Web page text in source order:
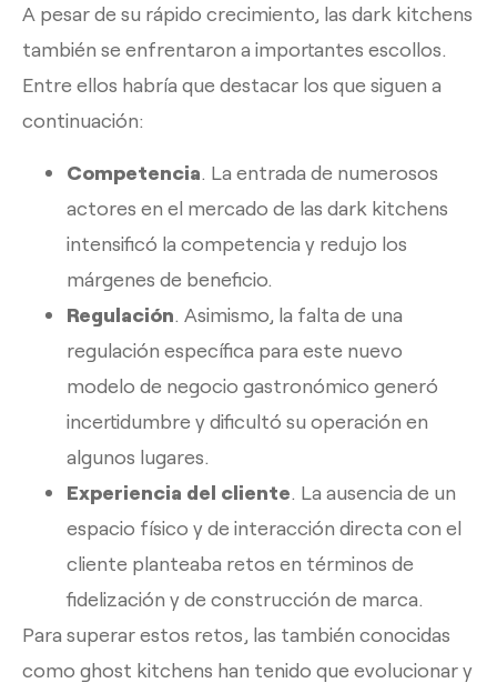
A pesar de su rápido crecimiento, las dark kitchens
también se enfrentaron a importantes escollos.
Entre ellos habría que destacar los que siguen a
continuación:
Competencia. La entrada de numerosos
actores en el mercado de las dark kitchens
intensificó la competencia y redujo los
márgenes de beneficio.
Regulación. Asimismo, la falta de una
regulación específica para este nuevo
modelo de negocio gastronómico generó
incertidumbre y dificultó su operación en
algunos lugares.
Experiencia del cliente. La ausencia de un
espacio físico y de interacción directa con el
cliente planteaba retos en términos de
fidelización y de construcción de marca.
Para superar estos retos, las también conocidas
como ghost kitchens han tenido que evolucionar y